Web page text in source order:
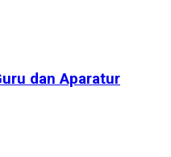
dan Aparatur